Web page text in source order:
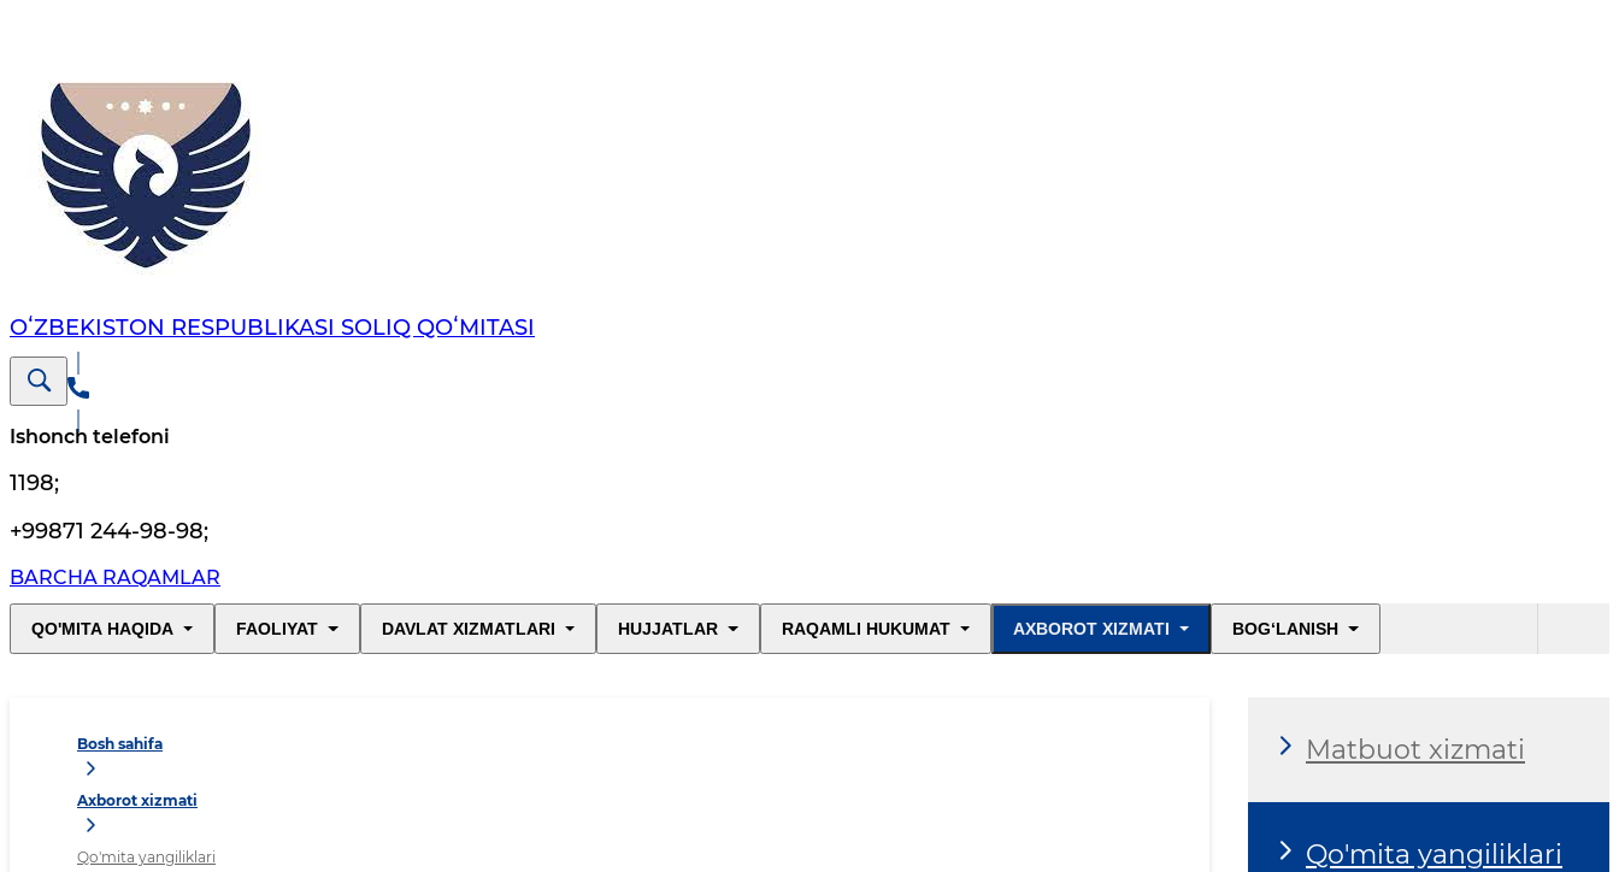
OʻZBEKISTON RESPUBLIKASI SOLIQ QOʻMITASI
Ishonch telefoni
1198;
+99871 244-98-98;
BARCHA RAQAMLAR
QO'MITA HAQIDA FAOLIYAT DAVLAT XIZMATLARI HUJJATLAR RAQAMLI HUKUMAT AXBOROT XIZMATI BOG‘LANISH
Bosh sahifa
Axborot xizmati
Qo'mita yangiliklari
Matbuot xizmati
Qo'mita yangiliklari